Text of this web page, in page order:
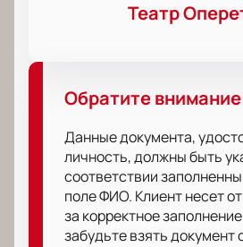
Театр
Обратите
Данные документа,
личность, должны быть
соответствии
поле ФИО. Клиент несет
за корректное
забудьте взять документ